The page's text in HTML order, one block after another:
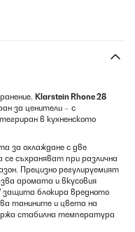
Klarstein Rhone 28
за ценители – с
в кухненското
за охлаждане с две
се съхраняват при различна
Прецизно регулируемият
аромата и вкусовия
защита блокира вредното
танините и цвета на
стабилна температура